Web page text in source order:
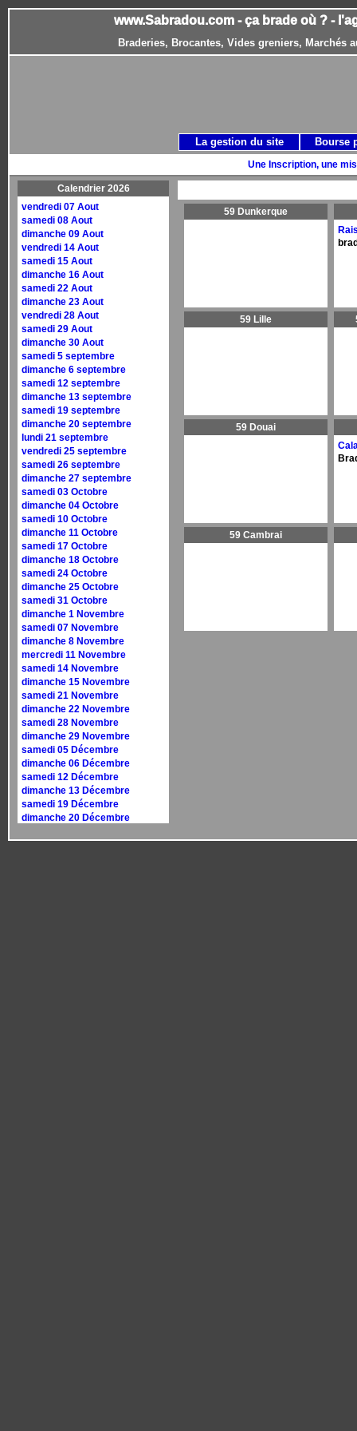
www.Sabradou.com - ça brade où ? -
Braderies, Brocantes, Vides greniers, Marchés
Une Inscription, une
Calendrier 2026
vendredi 07 Aout
samedi 08 Aout
dimanche 09 Aout
vendredi 14 Aout
samedi 15 Aout
dimanche 16 Aout
samedi 22 Aout
dimanche 23 Aout
vendredi 28 Aout
samedi 29 Aout
dimanche 30 Aout
samedi 5 septembre
dimanche 6 septembre
samedi 12 septembre
dimanche 13 septembre
samedi 19 septembre
dimanche 20 septembre
lundi 21 septembre
vendredi 25 septembre
samedi 26 septembre
dimanche 27 septembre
samedi 03 Octobre
dimanche 04 Octobre
samedi 10 Octobre
dimanche 11 Octobre
samedi 17 Octobre
dimanche 18 Octobre
samedi 24 Octobre
dimanche 25 Octobre
samedi 31 Octobre
dimanche 1 Novembre
samedi 07 Novembre
dimanche 8 Novembre
mercredi 11 Novembre
samedi 14 Novembre
dimanche 15 Novembre
samedi 21 Novembre
dimanche 22 Novembre
samedi 28 Novembre
dimanche 29 Novembre
samedi 05 Décembre
dimanche 06 Décembre
samedi 12 Décembre
dimanche 13 Décembre
samedi 19 Décembre
dimanche 20 Décembre
59 Dunkerque
59 Lille
59 Douai
59 Cambrai
La gestion du site Bourse